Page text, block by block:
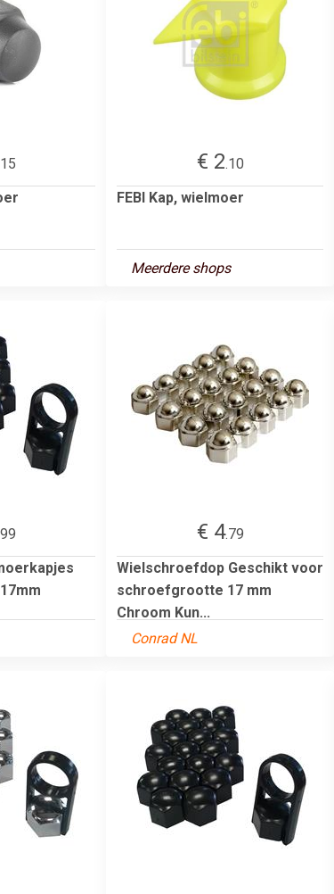
€ 2.10
FEBI Kap, wielmoer
Meerdere shops
€ 4.79
Wielschroefdop Geschikt voor
schroefgrootte 17 mm
Chroom Kun...
Conrad NL